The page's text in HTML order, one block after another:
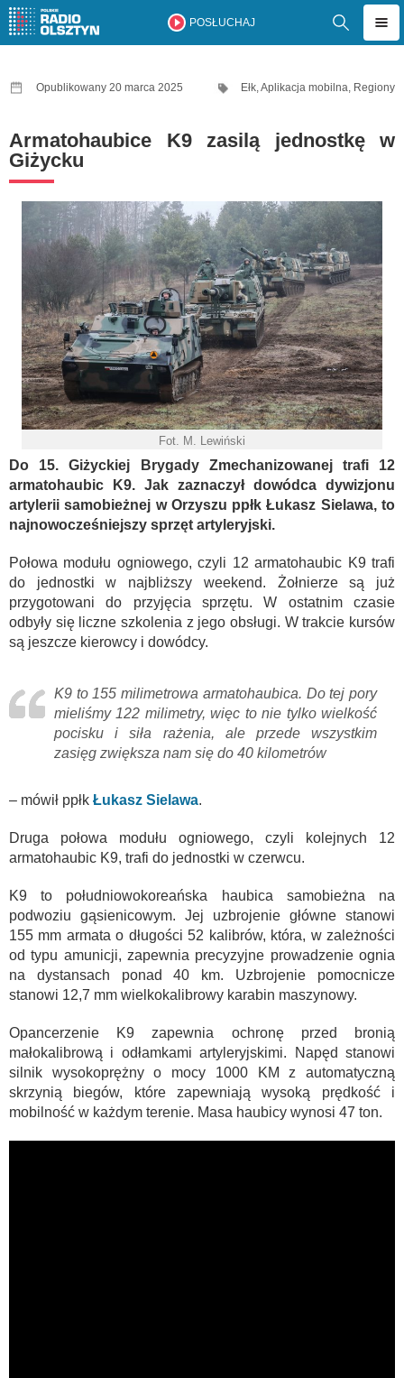
POSŁUCHAJ
Opublikowany 20 marca 2025 Ełk,Aplikacja mobilna, Regiony
Armatohaubice K9 zasilą jednostkę w
Giżycku
Fot. M. Lewiński
Do 15. Giżyckiej Brygady Zmechanizowanej trafi 12
armatohaubic K9. Jak zaznaczył dowódca dywizjonu
artylerii samobieżnej w Orzyszu ppłk Łukasz Sielawa, to
najnowocześniejszy sprzęt artyleryjski.
Połowa modułu ogniowego, czyli 12 armatohaubic K9 trafi
do jednostki w najbliższy weekend. Żołnierze są już
przygotowani do przyjęcia sprzętu. W ostatnim czasie
odbyły się liczne szkolenia z jego obsługi. W trakcie kursów
są jeszcze kierowcy i dowódcy.
K9 to 155 milimetrowa armatohaubica. Do tej pory
mieliśmy 122 milimetry, więc to nie tylko wielkość
pocisku i siła rażenia, ale przede wszystkim
zasięg zwiększa nam się do 40 kilometrów
– mówił ppłk Łukasz Sielawa.
Druga połowa modułu ogniowego, czyli kolejnych 12
armatohaubic K9, trafi do jednostki w czerwcu.
K9 to południowokoreańska haubica samobieżna na
podwoziu gąsienicowym. Jej uzbrojenie główne stanowi
155 mm armata o długości 52 kalibrów, która, w zależności
od typu amunicji, zapewnia precyzyjne prowadzenie ognia
na dystansach ponad 40 km. Uzbrojenie pomocnicze
stanowi 12,7 mm wielkokalibrowy karabin maszynowy.
Opancerzenie K9 zapewnia ochronę przed bronią
małokalibrową i odłamkami artyleryjskimi. Napęd stanowi
silnik wysokoprężny o mocy 1000 KM z automatyczną
skrzynią biegów, które zapewniają wysoką prędkość i
mobilność w każdym terenie. Masa haubicy wynosi 47 ton.